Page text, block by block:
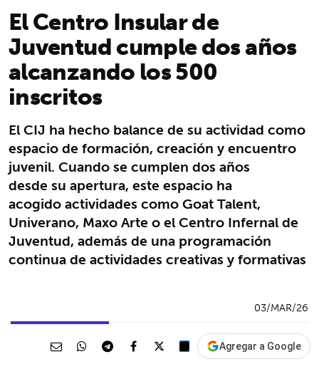
El Centro Insular de
Juventud cumple dos años
alcanzando los 500
inscritos
El CIJ ha hecho balance de su actividad como
espacio de formación, creación y encuentro
juvenil. Cuando se cumplen dos años
desde su apertura, este espacio ha
acogido actividades como Goat Talent,
Univerano, Maxo Arte o el Centro Infernal de
Juventud, además de una programación
continua de actividades creativas y formativas
03/MAR/26
Agregar a Google